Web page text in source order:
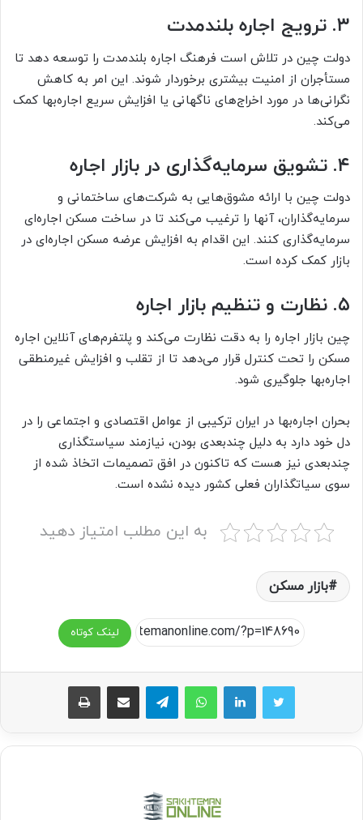
۳. ترویج اجاره بلندمدت
دولت چین در تلاش است فرهنگ اجاره بلندمدت را توسعه دهد تا
مستأجران از امنیت بیشتری برخوردار شوند. این امر به کاهش
نگرانی‌ها در مورد اخراج‌های ناگهانی یا افزایش سریع اجاره‌بها کمک
می‌کند.
۴. تشویق سرمایه‌گذاری در بازار اجاره
دولت چین با ارائه مشوق‌هایی به شرکت‌های ساختمانی و
سرمایه‌گذاران، آنها را ترغیب می‌کند تا در ساخت مسکن اجاره‌ای
سرمایه‌گذاری کنند. این اقدام به افزایش عرضه مسکن اجاره‌ای در
بازار کمک کرده است.
۵. نظارت و تنظیم بازار اجاره
چین بازار اجاره را به دقت نظارت می‌کند و پلتفرم‌های آنلاین اجاره
مسکن را تحت کنترل قرار می‌دهد تا از تقلب و افزایش غیرمنطقی
اجاره‌بها جلوگیری شود.
بحران اجاره‌بها در ایران ترکیبی از عوامل اقتصادی و اجتماعی را در
دل خود دارد به دلیل چندبعدی بودن، نیازمند سیاستگذاری
چندبعدی نیز هست که تاکنون در افق تصمیمات اتخاذ شده از
سوی سیاتگذاران فعلی کشور دیده نشده است.
به این مطلب امتیاز دهید
بازار مسکن
لینک کوتاه
واتس آپ تلگرام اشتراک گذاری از طریق ایمیل چاپ